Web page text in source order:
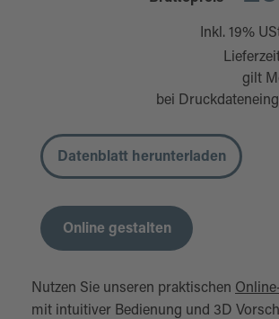
Inkl. 19%
gilt
bei
Datenblatt herunterladen
Online gestalten
Nutzen Sie unseren praktischen
mit intuitiver Bedienung und 3D